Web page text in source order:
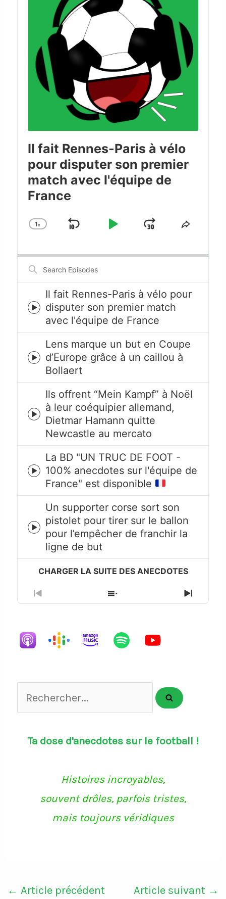
Il fait Rennes-Paris à vélo
pour disputer son premier
match avec l'équipe de
France
Change
1x
Skip
Play
JumpShare
Search
Episodes
Episode
play
icon
Il fait Rennes-Paris à vélo pour
disputer son premier match
avec l'équipe de France
Episode
play
icon
Lens marque un but en Coupe
d’Europe grâce à un caillou à
Bollaert
Episode
play
icon
Ils offrent “Mein Kampf” à Noël
à leur coéquipier allemand,
Dietmar Hamann quitte
Newcastle au mercato
Episode
play
icon
La BD "UN TRUC DE FOOT -
100% anecdotes sur l'équipe de
France" est disponible
Episode
play
icon
Un supporter corse sort son
pistolet pour tirer sur le ballon
pour l’empêcher de franchir la
ligne de but
Previous
Episode
Show
Episodes
Next
Episode
Rechercher...
Ta dose d'anecdotes sur le football !
Histoires incroyables,
souvent drôles, parfois tristes,
mais toujours véridiques
← Article précédent Article suivant →